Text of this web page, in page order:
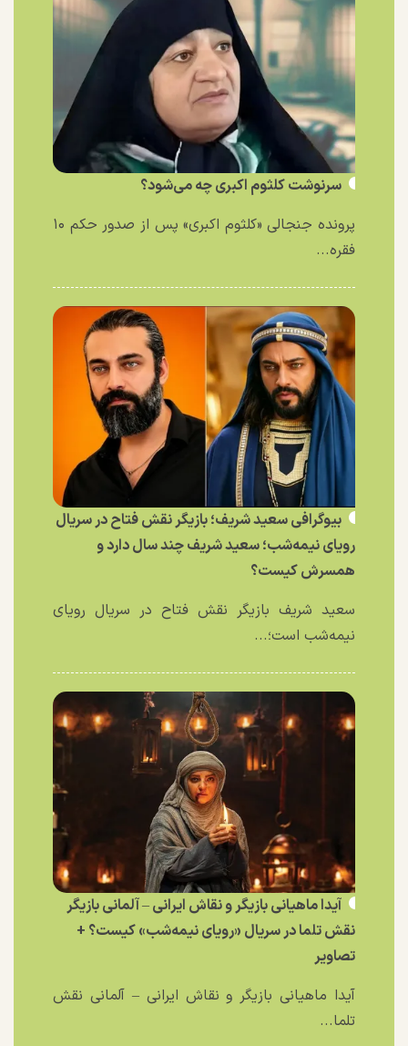
سرنوشت کلثوم اکبری چه می‌شود؟
پرونده جنجالی «کلثوم اکبری» پس از صدور حکم ۱۰
فقره...
بیوگرافی سعید شریف؛ بازیگر نقش فتاح در سریال
رویای نیمه‌شب؛ سعید شریف چند سال دارد و
همسرش کیست؟
سعید شریف بازیگر نقش فتاح در سریال رویای
نیمه‌شب است؛...
آیدا ماهیانی بازیگر و نقاش ایرانی – آلمانی بازیگر
نقش تلما در سریال «رویای نیمه‌شب» کیست؟ +
تصاویر
آیدا ماهیانی بازیگر و نقاش ایرانی – آلمانی نقش
تلما...